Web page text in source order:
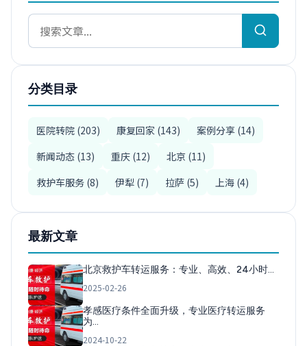
分类目录
医院转院 (203) 康复回家 (143)
案例分享 (14)
新闻动态 (13)
重庆 (12)
北京 (11)
救护车服务 (8)
伊犁 (7) 拉萨 (5) 上海 (4)
最新文章
北京救护车转运服务：专业、高效、24小时…
2025-02-26
孝感医疗条件全面升级，专业医疗转运服务
为…
2024-10-22